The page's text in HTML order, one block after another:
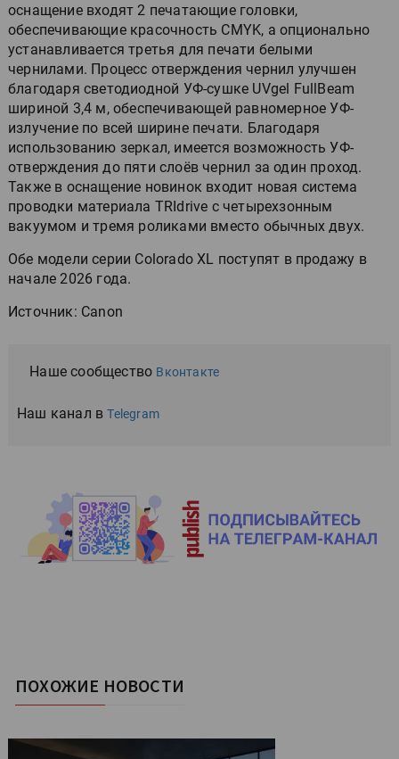
оснащение входят 2 печатающие головки,
обеспечивающие красочность CMYK, а опционально
устанавливается третья для печати белыми
чернилами. Процесс отверждения чернил улучшен
благодаря светодиодной УФ-сушке UVgel FullBeam
шириной 3,4 м, обеспечивающей равномерное УФ-
излучение по всей ширине печати. Благодаря
использованию зеркал, имеется возможность УФ-
отверждения до пяти слоёв чернил за один проход.
Также в оснащение новинок входит новая система
проводки материала TRIdrive с четырехзонным
вакуумом и тремя роликами вместо обычных двух.
Обе модели серии Colorado XL поступят в продажу в
начале 2026 года.
Источник: Canon
Наше сообщество Вконтакте
Наш канал вTelegram
ПОХОЖИЕ НОВОСТИ